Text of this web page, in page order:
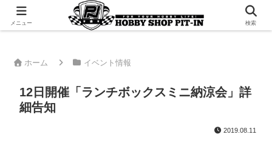
千葉県君津市でラジコンやプラモデルを販売。 ピットインのウェブサイトです
ホーム イベント情報
12日開催「ランチボックスミニ納涼会」詳
細告知
2019.08.11
メニュー 検索